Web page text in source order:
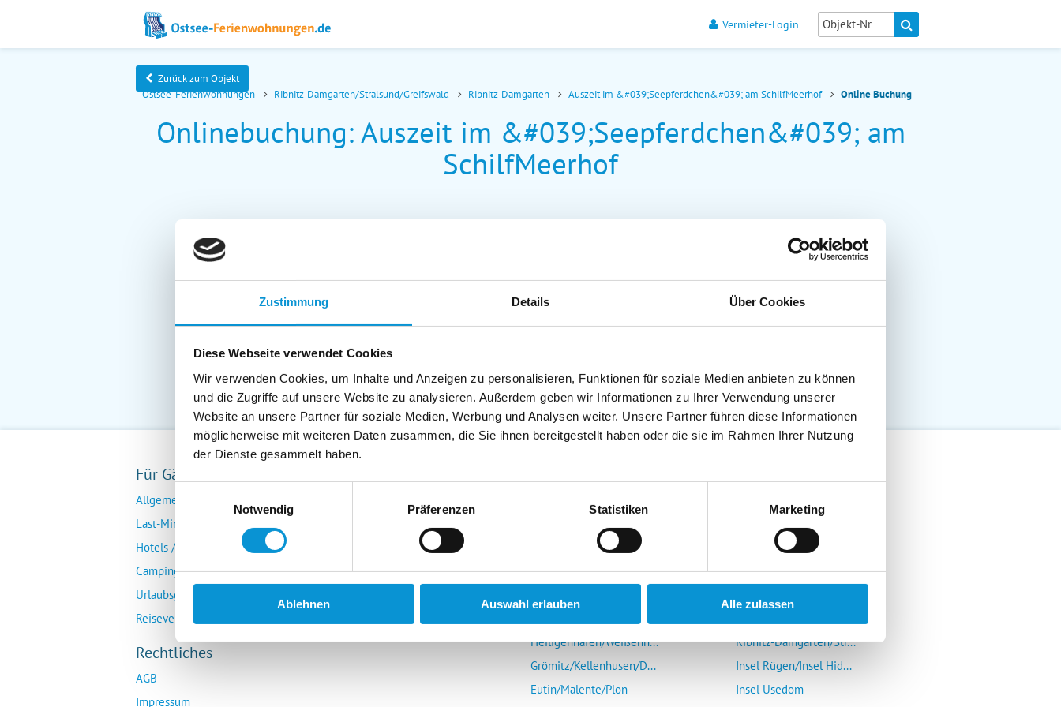
Zustimmung Details Über Cookies
Diese Webseite verwendet Cookies
Wir verwenden Cookies, um Inhalte und Anzeigen zu personalisieren, Funktionen für soziale Medien anbieten zu können
und die Zugriffe auf unsere Website zu analysieren. Außerdem geben wir Informationen zu Ihrer Verwendung unserer
Website an unsere Partner für soziale Medien, Werbung und Analysen weiter. Unsere Partner führen diese Informationen
möglicherweise mit weiteren Daten zusammen, die Sie ihnen bereitgestellt haben oder die sie im Rahmen Ihrer Nutzung
der Dienste gesammelt haben.
Notwendig
Präferenzen Statistiken Marketing
Ablehnen Auswahl erlauben Alle zulassen
Vermieter-Login
Zurück zum Objekt
Ostsee-Ferienwohnungen
Ribnitz-Damgarten/Stralsund/Greifswald Ribnitz-Damgarten Auszeit im &#039;Seepferdchen&#039; am SchilfMeerhof Online Buchung
Onlinebuchung: Auszeit im &#039;Seepferdchen&#039; am
SchilfMeerhof
Für Gäste
Allgemeine Buchungsanfrage
Last-Minute-Angebote
Hotels / Pensionen
Campingplätze
Urlaubsgesuche
Reiseversicherung
Rechtliches
AGB
Impressum
Kieler Förde/Kiel/Laboe
Heiligenhafen/Weißenh...
Grömitz/Kellenhusen/D...
Eutin/Malente/Plön
Insel Poel/Wismar
Kühlungsborn/Rerik/Ne...
Ribnitz-Damgarten/Str...
Insel Rügen/Insel Hid...
Insel Usedom